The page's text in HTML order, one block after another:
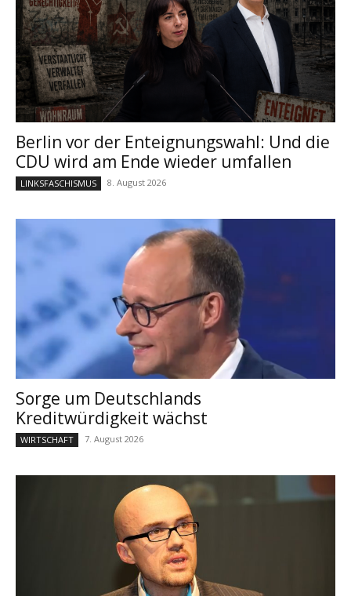
Berlin vor der Enteignungswahl: Und die
CDU wird am Ende wieder umfallen
LINKSFASCHISMUS 8. August 2026
Sorge um Deutschlands
Kreditwürdigkeit wächst
WIRTSCHAFT 7. August 2026